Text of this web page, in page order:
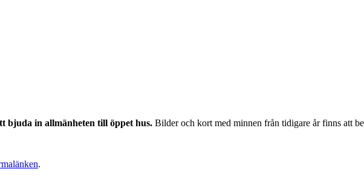
bjuda in allmänheten till öppet hus. Bilder och kort med minnen från tidigare år finns att
.